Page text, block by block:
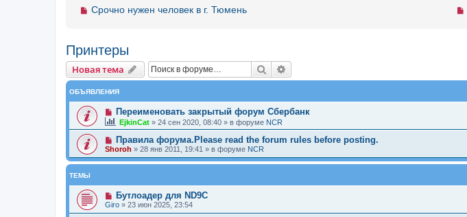
Срочно нужен человек в г. Тюмень
Принтеры
Новая тема
Новаятема Поиск
ОБЪЯВЛЕНИЯ
Переименовать закрытый форум Сбербанк
EjkinCat » 24 сен 2020, 08:40 » в форуме NCR
Правила форума.Please read the forum rules before posting.
Shoroh » 28 янв 2011, 19:41 » в форуме NCR
ТЕМЫ
Бутлоадер для ND9C
Giro » 23 июн 2025, 23:54